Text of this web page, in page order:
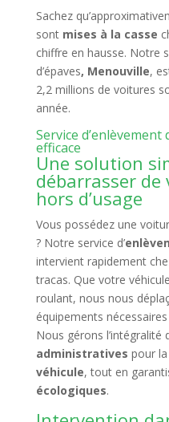
Sachez
sont mises à la casse
chiffre en hausse. Notre
d’épaves, Menouville,
2,2 millions de voitures
année.
Service
efficace
Une solution
débarrasser de
hors d’usage
Vous possédez une
? Notre service d’
intervient rapidement
tracas. Que votre
roulant, nous nous
équipements
Nous gérons l’intégralité
administratives pour la
véhicule, tout en
écologiques.